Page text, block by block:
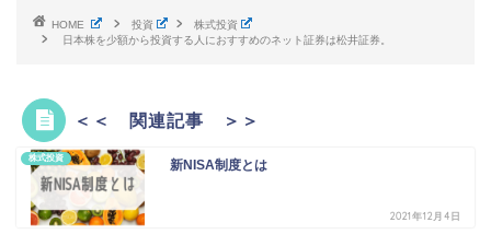
HOME 投資
株式投資
日本株を少額から投資する人におすすめのネット証券は松井証券。
＜＜ 関連記事 ＞＞
株式投資 新NISA制度とは
2021年12月4日